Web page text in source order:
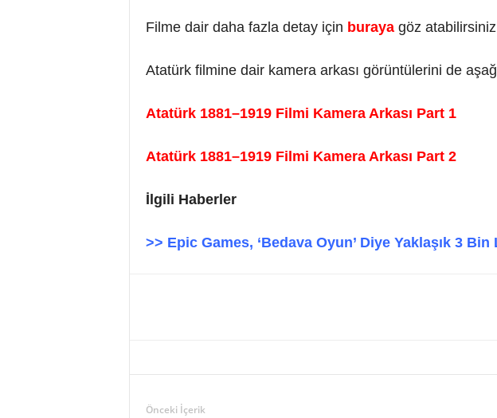
Filme dair daha fazla detay için buraya göz
Atatürk filmine dair kamera arkası görüntülerini de
Atatürk 1881–1919 Filmi Kamera Arkası Part 1
Atatürk 1881–1919 Filmi Kamera Arkası Part 2
İlgili Haberler
>> Epic Games, ‘Bedava Oyun’ Diye Yaklaşık 3
Önceki İçerik